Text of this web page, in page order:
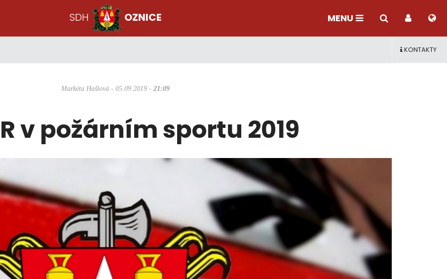
SDH OZNICE MENU
KONTAKTY
Markéta Hašlová - 05.09.2019 - 21:09
v požárním sportu 2019